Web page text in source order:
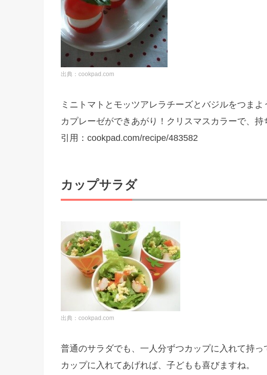
出典：cookpad.com
ミニトマトとモッツアレラチーズとバジルをつま
カプレーゼができあがり！クリスマスカラーで、持
引用：cookpad.com/recipe/483582
カップサラダ
出典：cookpad.com
普通のサラダでも、一人分ずつカップに入れて持
カップに入れてあげれば、子どもも喜びますね。